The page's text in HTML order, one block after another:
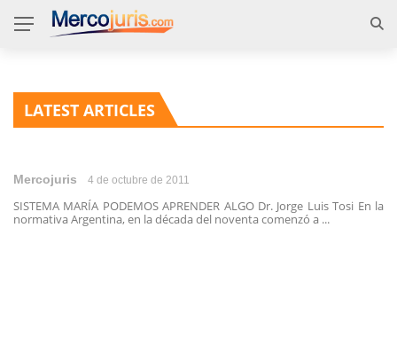
LATEST ARTICLES
Mercojuris 4 de octubre de 2011
SISTEMA MARÍA PODEMOS APRENDER ALGO Dr. Jorge Luis Tosi En la
normativa Argentina, en la década del noventa comenzó a ...